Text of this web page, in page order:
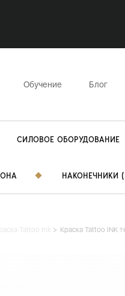
Обучение Блог
СИЛОВОЕ ОБОРУДОВАНИЕ
НАКОНЕЧНИКИ
Tattoo Ink Краска Tattoo INK